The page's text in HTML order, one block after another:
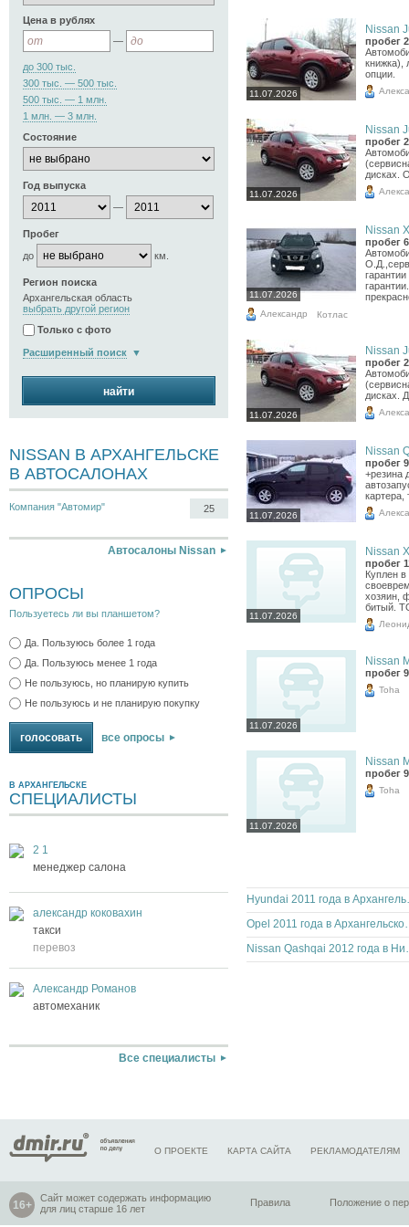
Цена в рублях
—
до 300 тыс.
300 тыс. — 500 тыс.
500 тыс. — 1 млн.
1 млн. — 3 млн.
Состояние
Год выпуска
—
Пробег
до
км.
Регион поиска
Архангельская область
выбрать другой регион
Только с фото
Расширенный поиск
найти
NISSAN В АРХАНГЕЛЬСКЕ
В АВТОСАЛОНАХ
Компания "Автомир" 25
Автосалоны Nissan
ОПРОСЫ
Пользуетесь ли вы планшетом?
Да. Пользуюсь более 1 года
Да. Пользуюсь менее 1 года
Не пользуюсь, но планирую купить
Не пользуюсь и не планирую покупку
все опросы
В АРХАНГЕЛЬСКЕ
СПЕЦИАЛИСТЫ
2 1
менеджер салона
александр коковахин
такси
перевоз
Александр Романов
автомеханик
Все специалисты
11.07.2026
Nissan
пробег
книжка),
опции.
11.07.2026
Nissan
пробег
дисках.
11.07.2026
Nissan
пробег
Александр Котлас
11.07.2026
Nissan
пробег
дисках.
11.07.2026
Nissan
пробег
+резина
картера,
11.07.2026
Nissan
пробег
Куплен
хозяин,
битый.
11.07.2026
Nissan
пробег
Toha
11.07.2026
Nissan
пробег
Toha
Opel
Nissan
О ПРОЕКТЕ КАРТА САЙТА РЕКЛАМОДАТЕЛЯМ
Сайт может содержать информацию
для лиц старше 16 лет
Правила Положение о